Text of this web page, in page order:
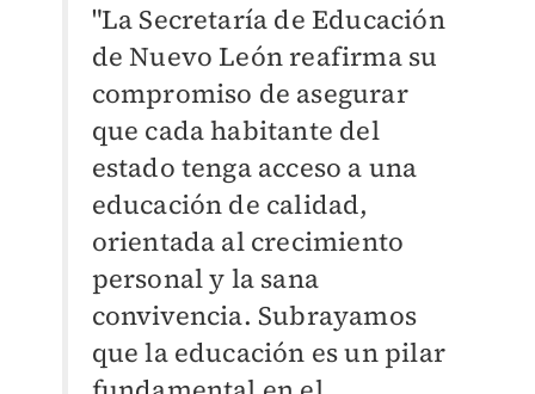
"La Secretaría de Educación
de Nuevo León reafirma su
compromiso de asegurar
que cada habitante del
estado tenga acceso a una
educación de calidad,
orientada al crecimiento
personal y la sana
convivencia. Subrayamos
que la educación es un pilar